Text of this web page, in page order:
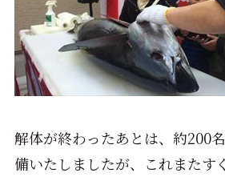
解体が終わったあとは、約200
備いたしましたが、これまたす